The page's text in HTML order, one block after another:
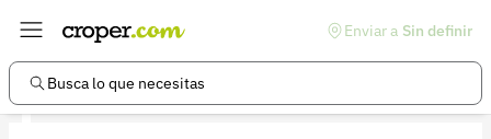
Enviar a Sin definir
Busca lo que necesitas
Enlaces de interés
Preguntas frecuentes